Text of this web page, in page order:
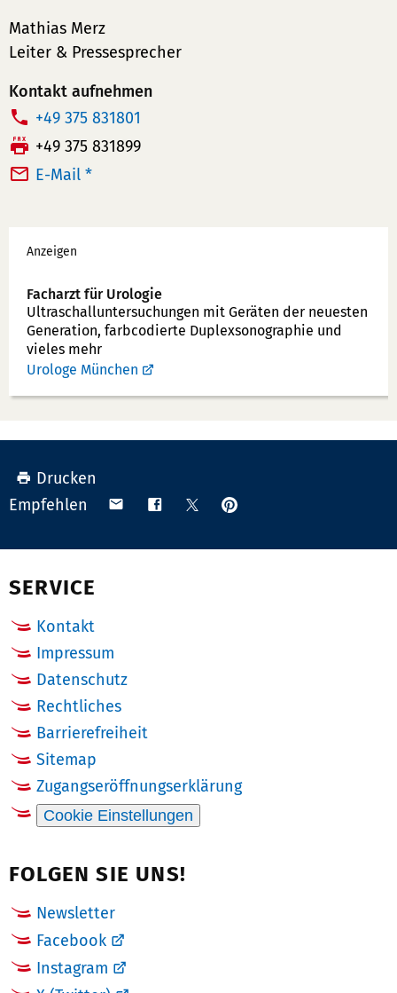
Mathias Merz
Leiter & Pressesprecher
Kontakt aufnehmen
T
e
l
n
u
m
m
e
r:
+49 375 831801
F
a
+49 375 831899
E-Mail *
Werbung
Anzeigen
Facharzt für Urologie
Ultraschallunter­suchungen mit Geräten der neuesten
Generation, farbcodierte Duplex­sonographie und
vieles mehr
Urologe München
Drucken
Empfehlen
Teilen Teilen TeilenAnpinnen
SERVICE
Kontakt
Impressum
Datenschutz
Rechtliches
Barrierefreiheit
Sitemap
Zugangseröffnungserklärung
Cookie Einstellungen
FOLGEN SIE UNS!
Newsletter
Facebook
Instagram